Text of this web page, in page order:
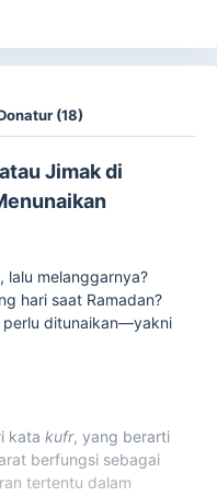
(18)
Jimak di
lalu melanggarnya?
hari saat Ramadan?
perlu ditunaikan—yakni
katakufr, yang berarti
berfungsi sebagai
tertentu dalam